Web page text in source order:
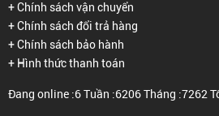
+ Chính sách vận chuyển
+ Chính sách đổi trả hàng
+ Chính sách bảo hành
+ Hình thức thanh toán
Đang online :6Tuần :6206Tháng :7262